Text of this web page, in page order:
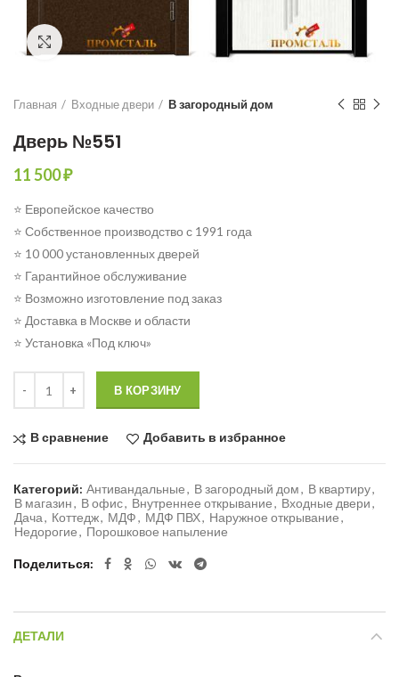
Click to enlarge
Главная Входные двери В загородный дом
Дверь №551
11 500₽
⭐ Европейское качество
⭐ Собственное производство с 1991 года
⭐ 10 000 установленных дверей
⭐ Гарантийное обслуживание
⭐ Возможно изготовление под заказ
⭐ Доставка в Москве и области
⭐ Установка «Под ключ»
В КОРЗИНУ
В сравнение Добавить в избранное
Категорий: Антивандальные, В загородный дом, В квартиру,
В магазин, В офис, Внутреннее открывание, Входные двери,
Дача, Коттедж, МДФ, МДФ ПВХ, Наружное открывание,
Недорогие, Порошковое напыление
Поделиться
ДЕТАЛИ